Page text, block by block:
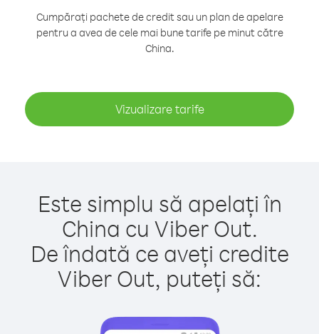
Cumpărați pachete de credit sau un plan de apelare
pentru a avea de cele mai bune tarife pe minut către
China.
Vizualizare tarife
Este simplu să apelați în
China cu Viber Out.
De îndată ce aveți credite
Viber Out, puteți să: